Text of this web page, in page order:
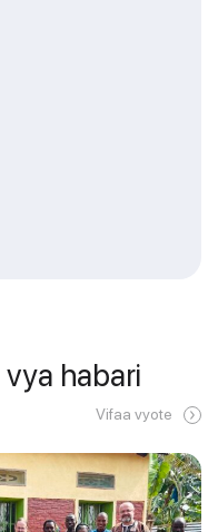
habari
Vifaa vyote